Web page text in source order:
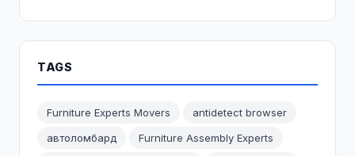
TAGS
Furniture Experts Movers
antidetect browser
автоломбард
Furniture Assembly Experts